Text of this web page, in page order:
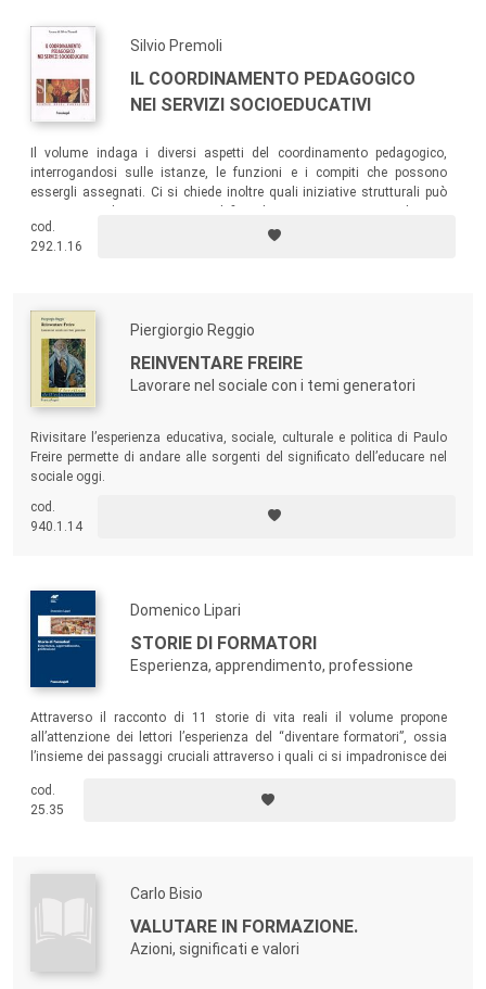
Silvio Premoli
IL COORDINAMENTO PEDAGOGICO
NEI SERVIZI SOCIOEDUCATIVI
Il volume indaga i diversi aspetti del coordinamento pedagogico,
interrogandosi sulle istanze, le funzioni e i compiti che possono
essergli assegnati. Ci si chiede inoltre quali iniziative strutturali può
nelle condizioni di adempiere alle funzioni connesse al proprio ruolo in
modo sempre più efficace e positivo.
cod.
292.1.16
Piergiorgio Reggio
REINVENTARE FREIRE
Lavorare nel sociale con i temi generatori
Rivisitare l’esperienza educativa, sociale, culturale e politica di Paulo
Freire permette di andare alle sorgenti del significato dell’educare nel
sociale oggi.
cod.
940.1.14
Domenico Lipari
STORIE DI FORMATORI
Esperienza, apprendimento, professione
Attraverso il racconto di 11 storie di vita reali il volume propone
all’attenzione dei lettori l’esperienza del “diventare formatori”, ossia
l’insieme dei passaggi cruciali attraverso i quali ci si impadronisce dei
cod.
25.35
Carlo Bisio
VALUTARE IN FORMAZIONE.
Azioni, significati e valori